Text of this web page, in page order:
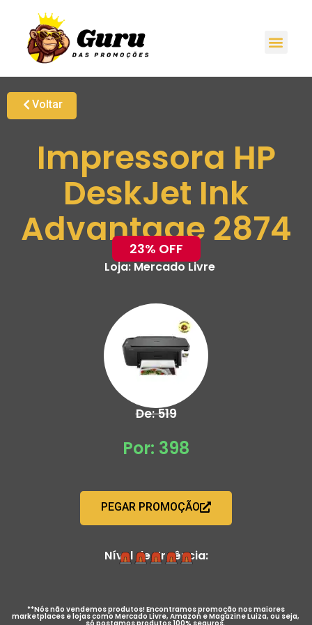
Voltar
Impressora HP
DeskJet Ink
Advantage 2874
23% OFF
Loja:Mercado Livre
De: 519
Por: 398
PEGAR PROMOÇÃO
Nível de Urgência:
**Nós não vendemos produtos! Encontramos promoção nos maiores
marketplaces e lojas como Mercado Livre, Amazon e Magazine Luiza, ou seja,